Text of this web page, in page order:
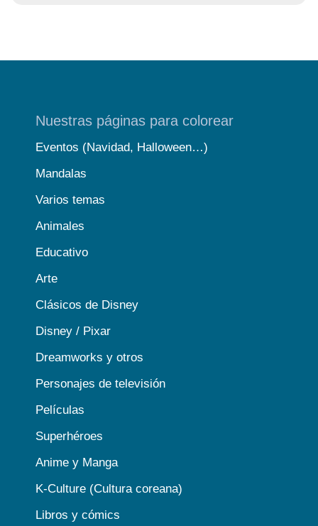
Nuestras páginas para colorear
Eventos (Navidad, Halloween…)
Mandalas
Varios temas
Animales
Educativo
Arte
Clásicos de Disney
Disney / Pixar
Dreamworks y otros
Personajes de televisión
Películas
Superhéroes
Anime y Manga
K-Culture (Cultura coreana)
Libros y cómics